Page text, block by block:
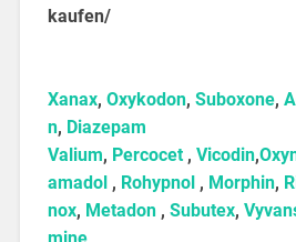
kaufen/
Xanax, Oxykodon, Suboxone,
n, Diazepam
Valium, Percocet, Vicodin,
amadol, Rohypnol, Morphin,
nox, Metadon, Subutex,